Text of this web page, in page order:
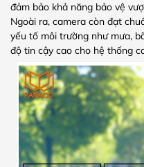
đảm bảo khả năng bảo vệ
Ngoài ra, camera còn đạt
yếu tố môi trường như mưa,
độ tin cậy cao cho hệ thống